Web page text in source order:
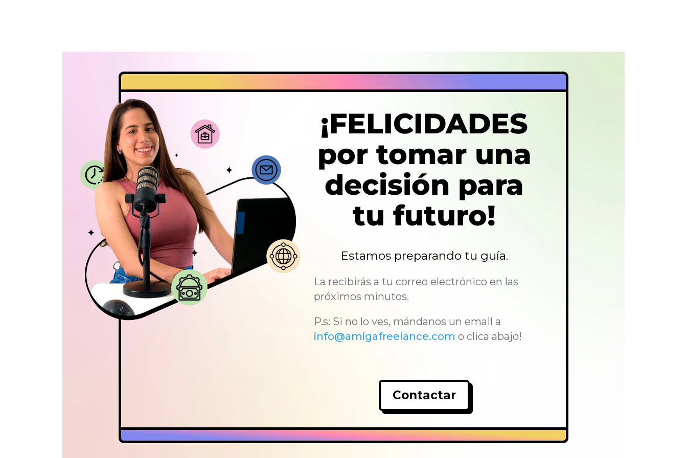
¡FELICIDADES
por tomar una
decisión para
tu futuro!
Estamos preparando tu guía.
La recibirás a tu correo electrónico en las
próximos minutos.
P.s: Si no lo ves, mándanos un email a
info@amigafreelance.com o clica abajo!
Contactar